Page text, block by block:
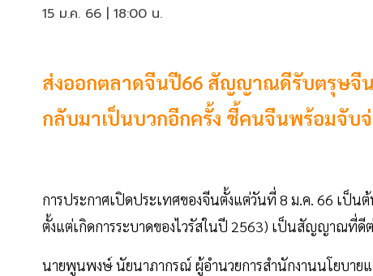
15 ม.ค. 66 | 18:00 น.
ส่งออกตลาดจีนปี66 สัญญาณดีรับตรุษจี
กลับมาเป็นบวกอีกครั้ง ชี้คนจีนพร้อมจับ
การประกาศเปิดประเทศของจีนตั้งแต่วันที่ 8 ม.ค. 66 เป็น
ตั้งแต่เกิดการระบาดของไวรัสในปี 2563) เป็นสัญญาณที่ดี
นายพูนพงษ์ นัยนาภากรณ์ ผู้อำนวยการสำนักงานนโยบาย